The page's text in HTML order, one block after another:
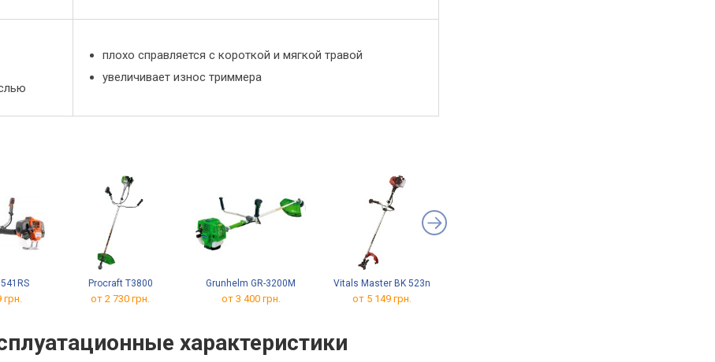
плохо справляется с короткой и мягкой травой
увеличивает износ триммера
грн.
Procraft T3800
от 2 730 грн.
Grunhelm GR-3200M
от 3 400 грн.
Vitals Master BK 523n
от 5 149 грн.
характеристики